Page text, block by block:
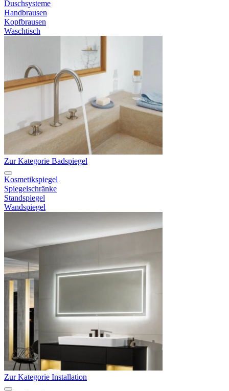
Duschsysteme
Handbrausen
Kopfbrausen
Waschtisch
Zur Kategorie Badspiegel
Kosmetikspiegel
Spiegelschränke
Standspiegel
Wandspiegel
Zur Kategorie Installation